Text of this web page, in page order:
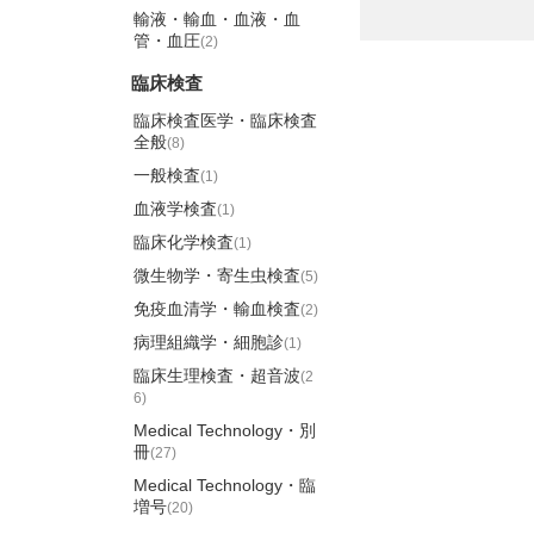
輸液・輸血・血液・血
管・血圧(2)
臨床検査
臨床検査医学・臨床検査
全般(8)
一般検査(1)
血液学検査(1)
臨床化学検査(1)
微生物学・寄生虫検査(5)
免疫血清学・輸血検査(2)
病理組織学・細胞診(1)
臨床生理検査・超音波(2
6)
Medical Technology・別
冊(27)
Medical Technology・臨
増号(20)